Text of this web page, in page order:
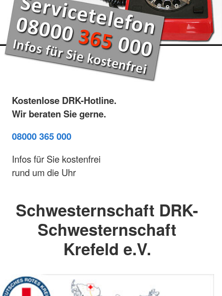
Kostenlose DRK-Hotline.
Wir beraten Sie gerne.
08000 365 000
Infos für Sie kostenfrei
rund um die Uhr
Schwesternschaft DRK-
Schwesternschaft
Krefeld e.V.